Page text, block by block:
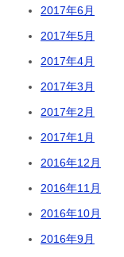
2017年6月
2017年5月
2017年4月
2017年3月
2017年2月
2017年1月
2016年12月
2016年11月
2016年10月
2016年9月